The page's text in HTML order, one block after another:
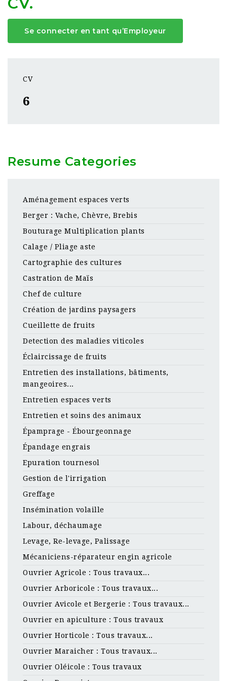
Se connecter en tant qu’Employeur
CV
6
Resume Categories
Aménagement espaces verts
Berger : Vache, Chèvre, Brebis
Bouturage Multiplication plants
Calage / Pliage aste
Cartographie des cultures
Castration de Maïs
Chef de culture
Création de jardins paysagers
Cueillette de fruits
Detection des maladies viticoles
Éclaircissage de fruits
Entretien des installations, bâtiments,
mangeoires...
Entretien espaces verts
Entretien et soins des animaux
Épamprage - Ébourgeonnage
Épandage engrais
Epuration tournesol
Gestion de l'irrigation
Greffage
Insémination volaille
Labour, déchaumage
Levage, Re-levage, Palissage
Mécaniciens-réparateur engin agricole
Ouvrier Agricole : Tous travaux...
Ouvrier Arboricole : Tous travaux...
Ouvrier Avicole et Bergerie : Tous travaux...
Ouvrier en apiculture : Tous travaux
Ouvrier Horticole : Tous travaux...
Ouvrier Maraicher : Tous travaux...
Ouvrier Oléicole : Tous travaux